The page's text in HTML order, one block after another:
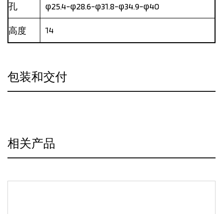
孔 φ25.4-φ28.6-φ31.8-φ34.9-φ40
高度 14
包装和交付
相关产品